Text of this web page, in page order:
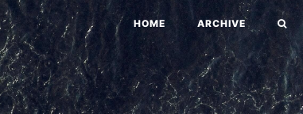
HOME ARCHIVE